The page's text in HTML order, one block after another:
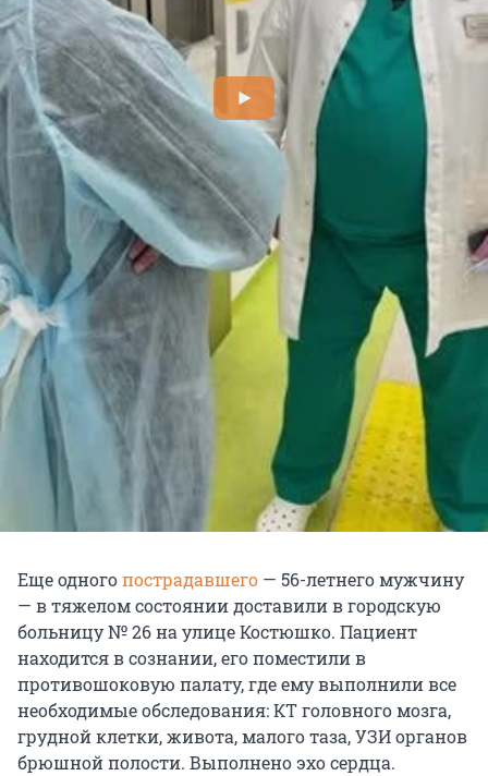
Еще одногопострадавшего — 56-летнего мужчину
— в тяжелом состоянии доставили в городскую
больницу № 26 на улице Костюшко. Пациент
находится в сознании, его поместили в
противошоковую палату, где ему выполнили все
необходимые обследования: КТ головного мозга,
грудной клетки, живота, малого таза, УЗИ органов
брюшной полости. Выполнено эхо сердца.